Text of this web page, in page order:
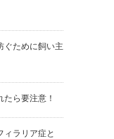
ぐために飼い主
ら要注意！
ラリア症と